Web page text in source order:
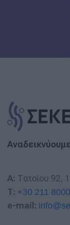
A: Τατοϊου 92,
T: +30 211
e-mail: